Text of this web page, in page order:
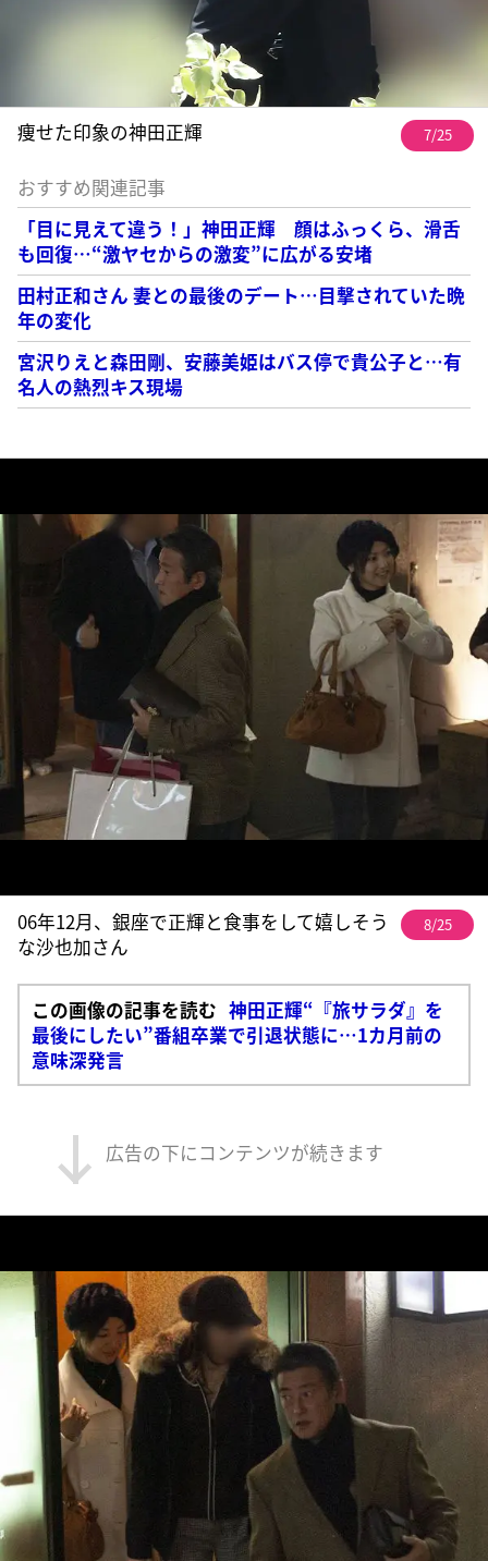
痩せた印象の神田正輝 7/25
おすすめ関連記事
「目に見えて違う！」神田正輝 顔はふっくら、滑舌
も回復…“激ヤセからの激変”に広がる安堵
田村正和さん 妻との最後のデート…目撃されていた晩
年の変化
宮沢りえと森田剛、安藤美姫はバス停で貴公子と…有
名人の熱烈キス現場
06年12月、銀座で正輝と食事をして嬉しそう
な沙也加さん
8/25
この画像の記事を読む 神田正輝“『旅サラダ』を
最後にしたい”番組卒業で引退状態に…1カ月前の
意味深発言
広告の下にコンテンツが続きます